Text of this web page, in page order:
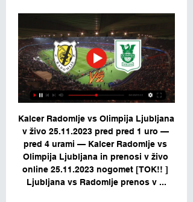
Kalcer Radomlje vs Olimpija Ljubljana
v živo 25.11.2023 pred pred 1 uro —
pred 4 urami — Kalcer Radomlje vs
Olimpija Ljubljana in prenosi v živo
online 25.11.2023 nogomet [TOK!! ]
Ljubljana vs Radomlje prenos v ...